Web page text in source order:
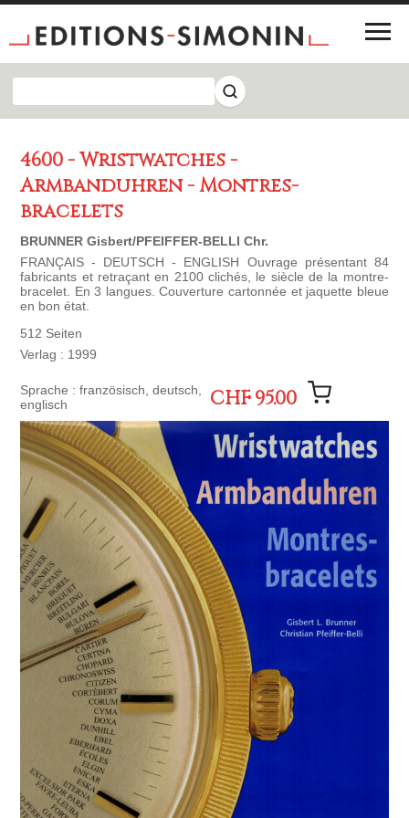
4600 - Wristwatches -
Armbanduhren - Montres-
bracelets
BRUNNER Gisbert/PFEIFFER-BELLI Chr.
FRANÇAIS - DEUTSCH - ENGLISH Ouvrage présentant 84
fabricants et retraçant en 2100 clichés, le siècle de la montre-
bracelet. En 3 langues. Couverture cartonnée et jaquette bleue
en bon état.
512 Seiten
Verlag : 1999
Sprache : französisch, deutsch,
englisch
CHF 95.00